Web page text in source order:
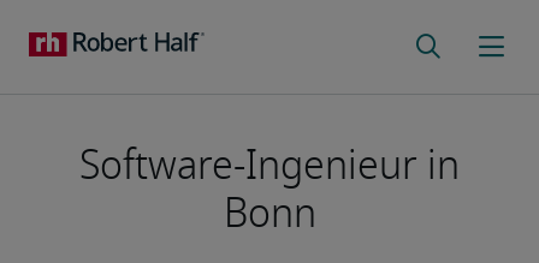
Software-Ingenieur in
Bonn